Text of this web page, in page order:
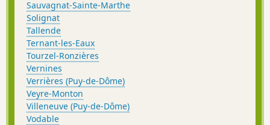
Sauvagnat-Sainte-Marthe
Solignat
Tallende
Ternant-les-Eaux
Tourzel-Ronzières
Vernines
Verrières (Puy-de-Dôme)
Veyre-Monton
Villeneuve (Puy-de-Dôme)
Vodable